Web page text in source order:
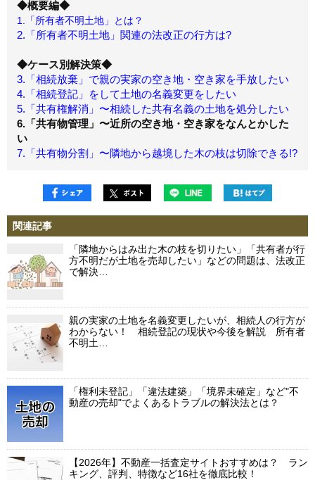
◆概要編◆
1.「所有者不明土地」とは？
2.「所有者不明土地」関連の法改正の行方は?
◆ケース別解決策◆
3.「相続放棄」で親の実家の空き地・空き家を手放したい
4.「相続登記」をして土地の名義変更をしたい
5.「共有権解消」〜相続した共有名義の土地を処分したい
6.「共有物管理」〜近所の空き地・空き家をなんとかした
い
7.「共有物分割」〜隣地から越境した木の枝は切除できる!?
関連記事
「隣地からはみ出た木の枝を切りたい」「共有者が行
方不明だが土地を売却したい」などの問題は、法改正
で解決…
親の実家の土地を名義変更したいが、相続人の行方が
わからない！ 相続登記の現状や今後を解説 所有者
不明土…
「権利未登記」「違法建築」「境界未確定」など"不
動産の売却"でよくあるトラブルの解決法とは？
【2026年】不動産一括査定サイトおすすめは？ ラン
キング、評判、特徴など16社を徹底比較！